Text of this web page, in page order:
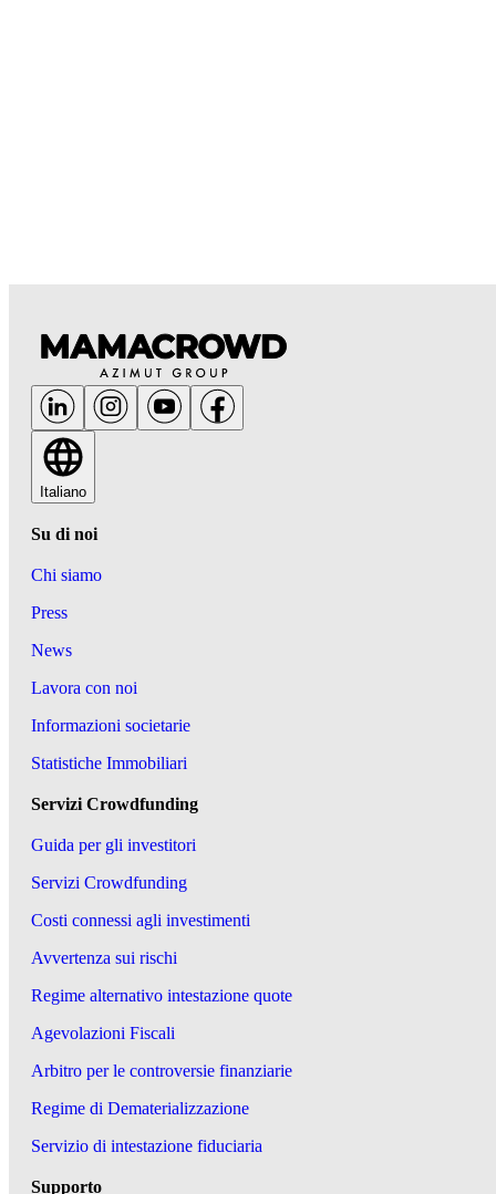
Italiano
Su di noi
Chi siamo
Press
News
Lavora con noi
Informazioni societarie
Statistiche Immobiliari
Servizi Crowdfunding
Guida per gli investitori
Servizi Crowdfunding
Costi connessi agli investimenti
Avvertenza sui rischi
Regime alternativo intestazione quote
Agevolazioni Fiscali
Arbitro per le controversie finanziarie
Regime di Dematerializzazione
Servizio di intestazione fiduciaria
Supporto